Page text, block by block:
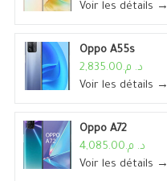
Voir les détails →
Oppo A55s
د. م.2,835.00
Voir les détails →
Oppo A72
د. م.4,085.00
Voir les détails →